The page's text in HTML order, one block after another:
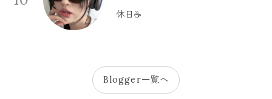
休日☕️
Blogger一覧へ